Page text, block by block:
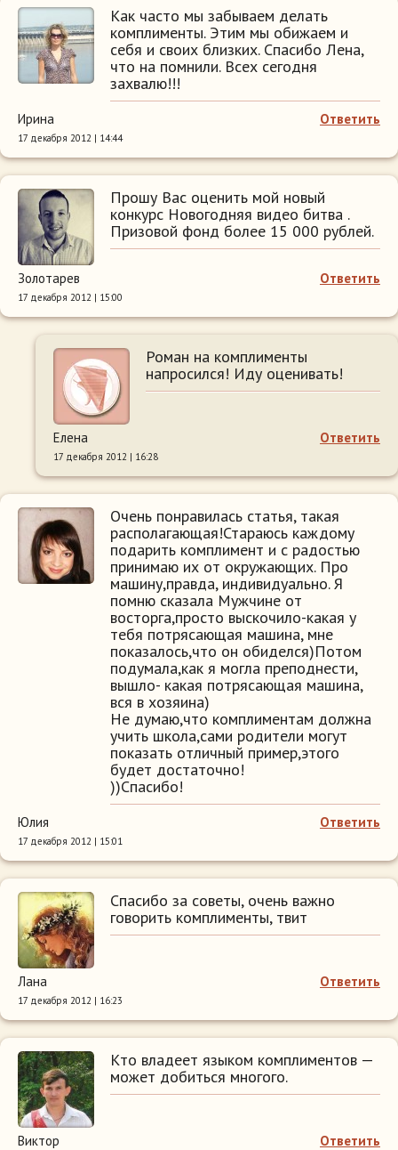
Как часто мы забываем делать
комплименты. Этим мы обижаем и
себя и своих близких. Спасибо Лена,
что на помнили. Всех сегодня
захвалю!!!
Ответить
Ирина
17 декабря 2012 | 14:44
Прошу Вас оценить мой новый
конкурс Новогодняя видео битва .
Призовой фонд более 15 000 рублей.
Ответить
Золотарев
17 декабря 2012 | 15:00
Роман на комплименты
напросился! Иду оценивать!
Ответить
Елена
17 декабря 2012 | 16:28
Очень понравилась статья, такая
располагающая!Стараюсь каждому
подарить комплимент и с радостью
принимаю их от окружающих. Про
машину,правда, индивидуально. Я
помню сказала Мужчине от
восторга,просто выскочило-какая у
тебя потрясающая машина, мне
показалось,что он обиделся)Потом
подумала,как я могла преподнести,
вышло- какая потрясающая машина,
вся в хозяина)
Не думаю,что комплиментам должна
учить школа,сами родители могут
показать отличный пример,этого
будет достаточно!
))Спасибо!
Ответить
Юлия
17 декабря 2012 | 15:01
Спасибо за советы, очень важно
говорить комплименты, твит
Ответить
Лана
17 декабря 2012 | 16:23
Кто владеет языком комплиментов —
может добиться многого.
Ответить
Виктор